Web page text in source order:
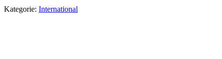
Kategorie: International